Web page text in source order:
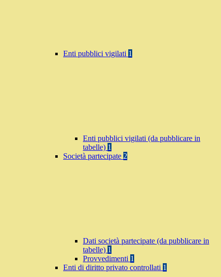
Enti pubblici vigilati 1
Enti pubblici vigilati (da pubblicare in
tabelle) 1
Società partecipate 2
Dati società partecipate (da pubblicare in
tabelle) 1
Provvedimenti 1
Enti di diritto privato controllati 1